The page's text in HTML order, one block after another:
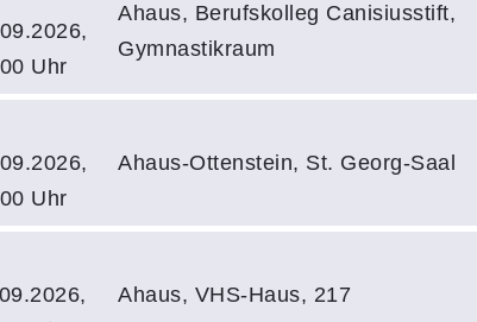
Uhr
Ahaus, Berufskolleg Canisiusstift,
Gymnastikraum
Uhr
Ahaus-Ottenstein, St. Georg-Saal
Ahaus, VHS-Haus, 217